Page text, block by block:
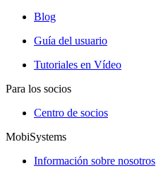
Blog
Guía del usuario
Tutoriales en Vídeo
Para los socios
Centro de socios
MobiSystems
Información sobre nosotros